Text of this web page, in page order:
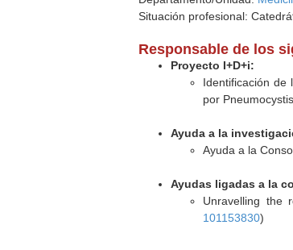
Situación profesional:
Responsable de los
Proyecto I+D+i:
Identificación de
por
Ayuda a la
Ayuda a la
Ayudas ligadas a la
Unravelling the
101153830)